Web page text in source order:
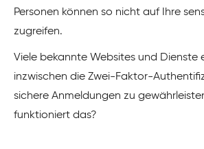
Personen können so nicht auf Ihre
zugreifen.
Viele bekannte Websites und Dienste
inzwischen die Zwei-Faktor-
sichere Anmeldungen zu
funktioniert das?